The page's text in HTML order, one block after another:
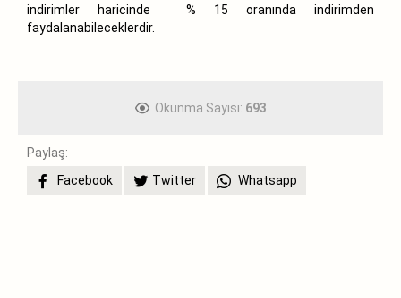
indirimler haricinde % 15 oranında indirimden
faydalanabileceklerdir.
Okunma Sayısı: 693
Paylaş:
Facebook
Twitter Whatsapp